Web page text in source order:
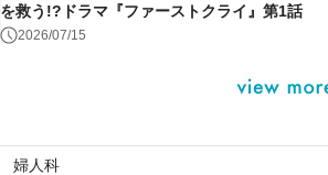
を救う!?ドラマ『ファーストクライ』第1話
2026/07/15
婦人科